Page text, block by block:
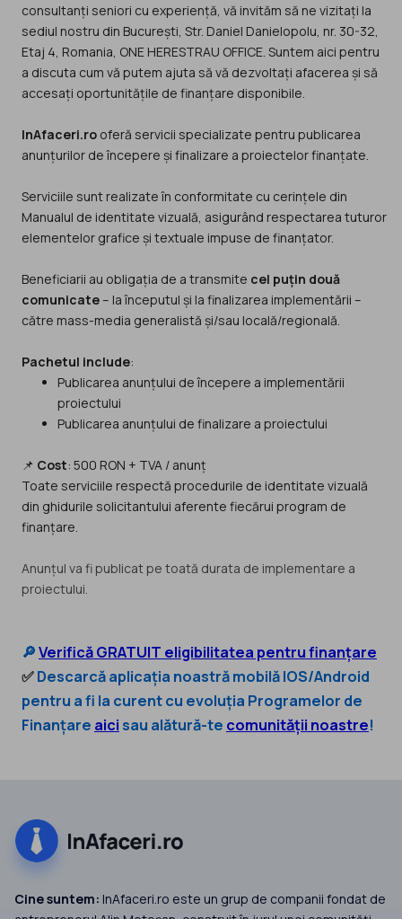
consultanți seniori cu experiență, vă invităm să ne vizitați la
sediul nostru din București, Str. Daniel Danielopolu, nr. 30-32,
Etaj 4, Romania, ONE HERESTRAU OFFICE. Suntem aici pentru
a discuta cum vă putem ajuta să vă dezvoltați afacerea și să
accesați oportunitățile de finanțare disponibile.
InAfaceri.ro oferă servicii specializate pentru publicarea
anunțurilor de începere și finalizare a proiectelor finanțate.
Serviciile sunt realizate în conformitate cu cerințele din
Manualul de identitate vizuală, asigurând respectarea tuturor
elementelor grafice și textuale impuse de finanțator.
Beneficiarii au obligația de a transmite cel puțin două
comunicate – la începutul și la finalizarea implementării –
către mass-media generalistă și/sau locală/regională.
Pachetul include:
Publicarea anunțului de începere a implementării
proiectului
Publicarea anunțului de finalizare a proiectului
📌 Cost: 500 RON + TVA / anunț
Toate serviciile respectă procedurile de identitate vizuală
din ghidurile solicitantului aferente fiecărui program de
finanțare.
Anunțul va fi publicat pe toată durata de implementare a
proiectului.
🔎Verifică GRATUIT eligibilitatea pentru finanțare
✅Descarcă aplicația noastră mobilă IOS/Android
pentru a fi la curent cu evoluția Programelor de
Finanțare aici sau alătură-te comunității noastre!
Cine suntem: InAfaceri.ro este un grup de companii fondat de